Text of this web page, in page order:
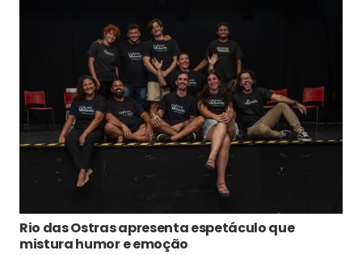
Rio das Ostras apresenta espetáculo que
mistura humor e emoção